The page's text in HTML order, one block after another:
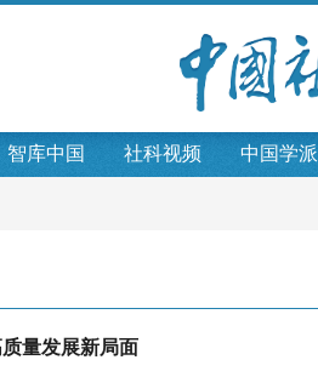
智库中国 社科视频 中国学派
量发展新局面